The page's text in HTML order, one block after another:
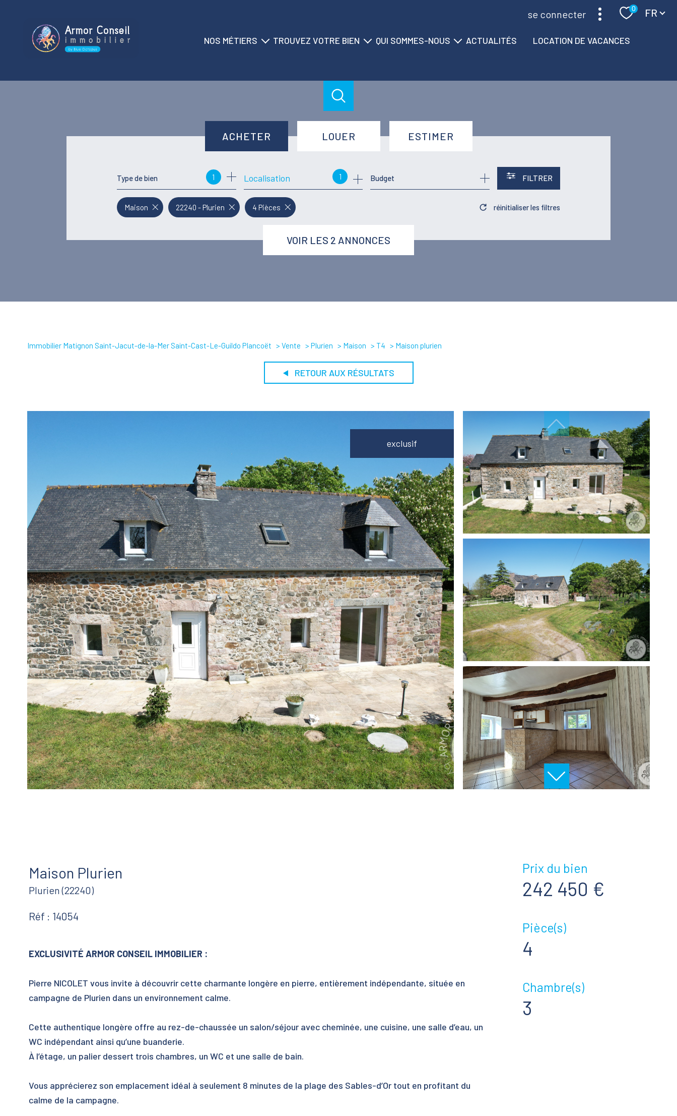
se connecter 0 FR
NOS MÉTIERS
location
gestion
syndic
TROUVEZ VOTRE BIEN
nos biens à la location
nos locations saisonnières
QUI SOMMES-NOUS
nos agences
nos partenaires
ACTUALITÉS LOCATION DE VACANCES
ACHETER
de l'ancien
de l'immo pro
LOUER
à l'année
de l'immo pro
ESTIMER
Type de bien 1 1
Localisation Budget FILTRER
VOIR LES 2 ANNONCES
Maison 22240 - Plurien 4 Pièces réinitialiser les filtres
Immobilier Matignon Saint-Jacut-de-la-Mer Saint-Cast-Le-Guildo Plancoët Vente Plurien Maison T4 Maison plurien
RETOUR AUX RÉSULTATS
exclusif
Maison Plurien
Plurien (22240)
Réf : 14054
EXCLUSIVITÉ ARMOR CONSEIL IMMOBILIER :
Pierre NICOLET vous invite à découvrir cette charmante longère en pierre, entièrement indépendante, située en
campagne de Plurien dans un environnement calme.
Cette authentique longère offre au rez-de-chaussée un salon/séjour avec cheminée, une cuisine, une salle d’eau, un
WC indépendant ainsi qu’une buanderie.
À l’étage, un palier dessert trois chambres, un WC et une salle de bain.
Vous apprécierez son emplacement idéal à seulement 8 minutes de la plage des Sables-d’Or tout en profitant du
calme de la campagne.
Prix du bien
242 450 €
Pièce(s)
4
Chambre(s)
3